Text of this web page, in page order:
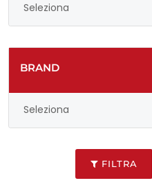
Seleziona
BRAND
Seleziona
FILTRA